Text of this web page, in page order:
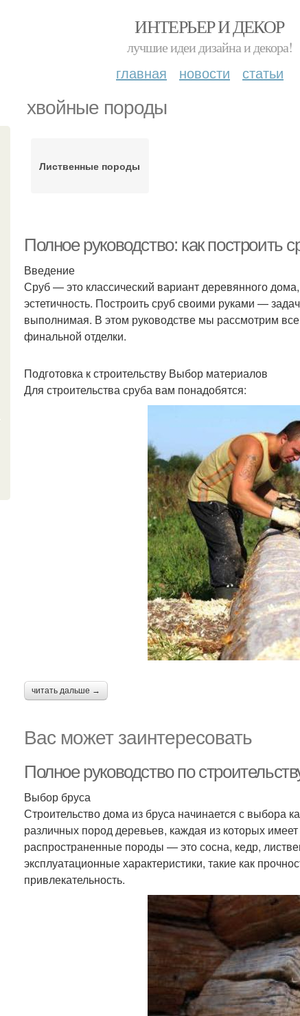
ИНТЕРЬЕР И ДЕКОР
лучшие идеи дизайна и декора!
главная новости статьи
хвойные породы
Лиственные породы
Полное руководство: как построить
Введение
Сруб — это классический вариант деревянного
эстетичность. Построить сруб своими руками —
выполнимая. В этом руководстве мы рассмотрим
финальной отделки.
Подготовка к строительству Выбор материалов
Для строительства сруба вам понадобятся:
читать дальше →
Вас может заинтересовать
Полное руководство по
Выбор бруса
Строительство дома из бруса начинается с выбора
различных пород деревьев, каждая из которых
распространенные породы — это сосна, кедр,
эксплуатационные характеристики, такие как
привлекательность.